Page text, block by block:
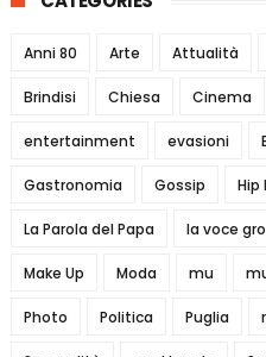
Anni 80 Arte Attualità
Brindisi Chiesa Cinema
entertainment evasioni
Gastronomia Gossip Hip
La Parola del Papa la voce
Make Up Moda mu
Photo Politica Puglia